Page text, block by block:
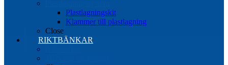
Plastlagningskit
Klammer till plastlagning
Close
RIKTBÄNKAR